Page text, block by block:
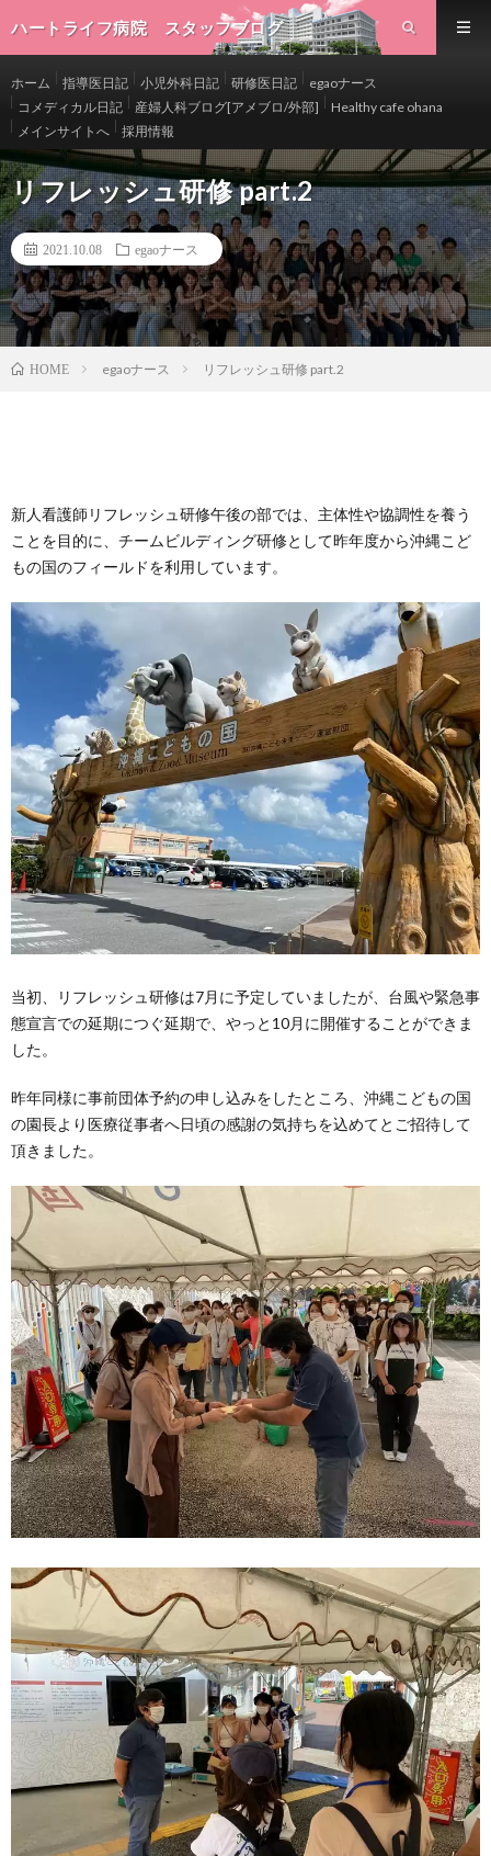
ハートライフ病院 スタッフブログ
ホーム 指導医日記 小児外科日記 研修医日記
egaoナース
コメディカル日記
産婦人科ブログ[アメブロ/外部]
Healthy cafe ohana
メインサイトへ
採用情報
リフレッシュ研修 part.2
2021.10.08 egaoナース
HOME egaoナース リフレッシュ研修 part.2
新人看護師リフレッシュ研修午後の部では、主体性や協調性を養う
ことを目的に、チームビルディング研修として昨年度から沖縄こど
もの国のフィールドを利用しています。
当初、リフレッシュ研修は7月に予定していましたが、台風や緊急事
態宣言での延期につぐ延期で、やっと10月に開催することができま
した。
昨年同様に事前団体予約の申し込みをしたところ、沖縄こどもの国
の園長より医療従事者へ日頃の感謝の気持ちを込めてとご招待して
頂きました。